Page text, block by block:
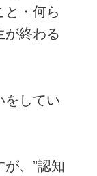
・何ら
終わる
をしてい
、”認知